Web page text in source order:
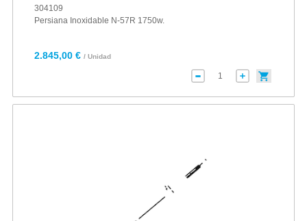
304109
Persiana Inoxidable N-57R 1750w.
2.845,00 € / Unidad